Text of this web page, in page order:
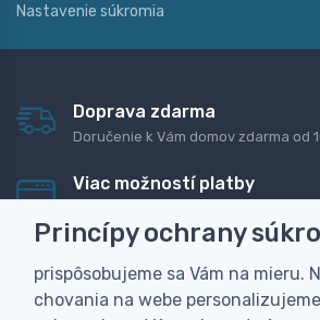
Nastavenie súkromia
Doprava zdarma
Doručenie k Vám domov zdarma od
Viac možností platby
dobierku
Personalizácia
Vyrobíme Vám vlastný originálny
Princípy ochrany
prispôsobujeme sa Vám na mieru.
chovania na webe